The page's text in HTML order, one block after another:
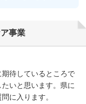
事業
待しているところで
いと思います。県に
に入ります。